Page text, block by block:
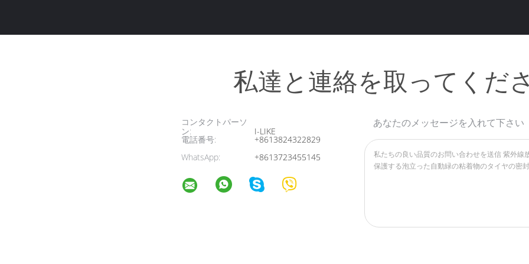
私達と連絡を取ってくだ
コンタクトパーソ
ン:
I-LIKE
電話番号:
+8613824322829
WhatsApp:
+8613723455145
あなたのメッセージを入れて下さい